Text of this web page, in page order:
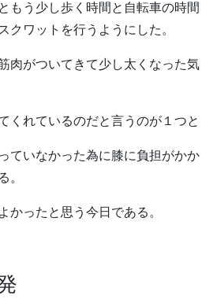
もう少し歩く時間と自転車の時間
クワットを行うようにした。
肉がついてきて少し太くなった気
くれているのだと言うのが１つと
ていなかった為に膝に負担がかか
。
かったと思う今日である。